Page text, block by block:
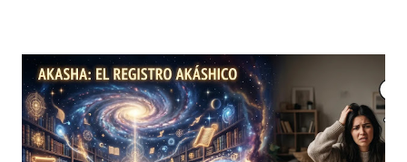
"Voy a transformar esta masa informe de somnolencia y
pánico existencial en un humano que puede mantener una
conversación" . El Plomo: Es esa energía de arranque
pesado: el "dron" mental que te pide cinco minutos más y la